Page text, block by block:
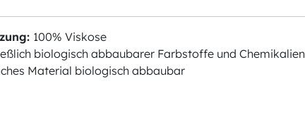
100% Viskose
biologisch abbaubarer Farbstoffe und Chemikalien
Material biologisch abbaubar